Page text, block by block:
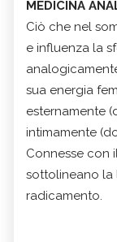
MEDICINA
Ciò che nel
e influenza la
sua energia
esternamente
intimamente
Connesse con
sottolineano la
radicamento.